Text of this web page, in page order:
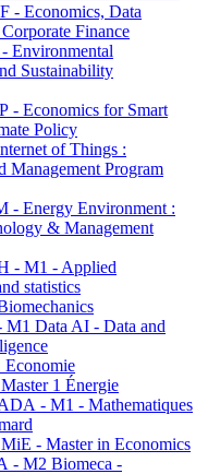
- Economics, Data
Finance
Environmental
Sustainability
- Economics for Smart
Policy
of Things :
Management Program
- Energy Environment :
& Management
- M1 - Applied
statistics
Data AI - Data and
1 Énergie
- M1 - Mathematiques
- Master in Economics
- M2 Biomeca -